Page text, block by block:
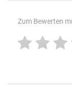
Zum Bewerten